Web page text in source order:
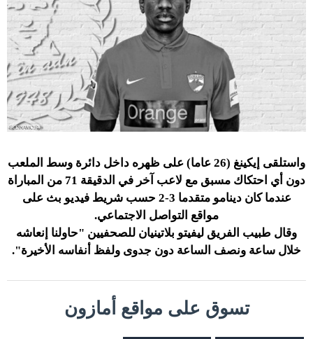
واستلقى إيكينغ (26 عاما) على ظهره داخل دائرة وسط الملعب
دون أي احتكاك مسبق مع لاعب آخر في الدقيقة 71 من المباراة
عندما كان دينامو متقدما 3-2 حسب شريط فيديو بث على
مواقع التواصل الاجتماعي.
وقال طبيب الفريق ليفيتو بلاتينيان للصحفيين "حاولنا إنعاشه
خلال ساعة ونصف الساعة دون جدوى ولفظ أنفاسه الأخيرة".
تسوق على مواقع أمازون